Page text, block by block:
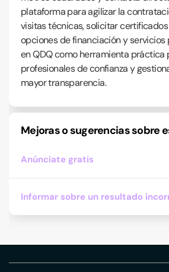
plataforma para agilizar la
visitas técnicas, solicitar
opciones de financiación y servicios
en QDQ como herramienta práctica
profesionales de confianza y
mayor transparencia.
Mejoras o sugerencias sobre
Anúnciate gratis
Informar sobre un resultado